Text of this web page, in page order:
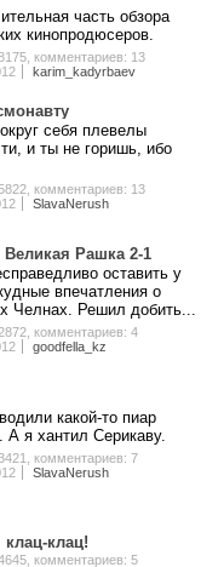
часть обзора
кинопродюсеров.
, комментариев: 13
karim_kadyrbaev
себя плевелы
и ты не горишь, ибо
, комментариев: 13
SlavaNerush
Великая Рашка 2-1
оставить у
впечатления о
Челнах. Решил добить...
, комментариев: 4
goodfella_kz
какой-то пиар
А я хантил Серикаву.
комментариев: 7
SlavaNerush
клац-клац!
, комментариев: 5